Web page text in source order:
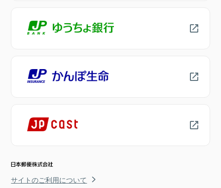
サイトのご利用について